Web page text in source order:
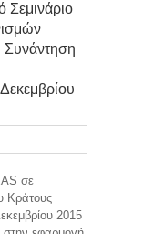
Σεμινάριο
σε
Κράτους
2015